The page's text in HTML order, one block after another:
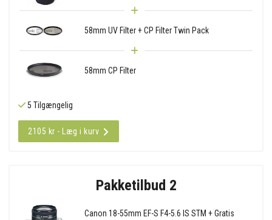
58mm UV Filter + CP Filter Twin Pack
58mm CP Filter
5 Tilgængelig
2105 kr - Læg i kurv
Pakketilbud 2
Canon 18-55mm EF-S F4-5.6 IS STM + Gratis